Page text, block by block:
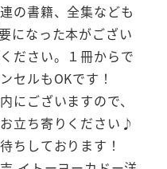
の書籍、全集なども
になった本がござい
ださい。１冊からで
セルもOKです！
にございますので、
立ち寄りください♪
ちしております！